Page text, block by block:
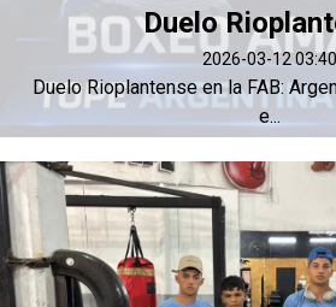
Duelo
2026-03-12 03:40
Duelo Rioplantense en la FAB:
e...